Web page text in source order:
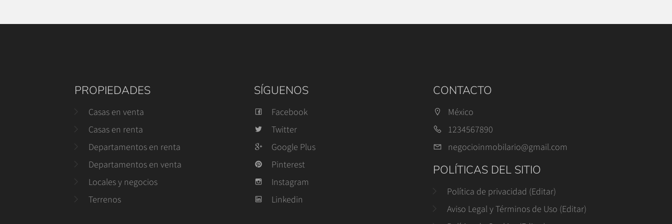
PROPIEDADES
Casas en venta
Casas en renta
Departamentos en renta
Departamentos en venta
Locales y negocios
Terrenos
SÍGUENOS
Facebook
Twitter
Google Plus
Pinterest
Instagram
Linkedin
CONTACTO
México
1234567890
negocioinmobilario@gmail.com
POLÍTICAS DEL SITIO
Política de privacidad (Editar)
Aviso Legal y Términos de Uso (Editar)